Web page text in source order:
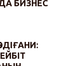
БИЗНЕС